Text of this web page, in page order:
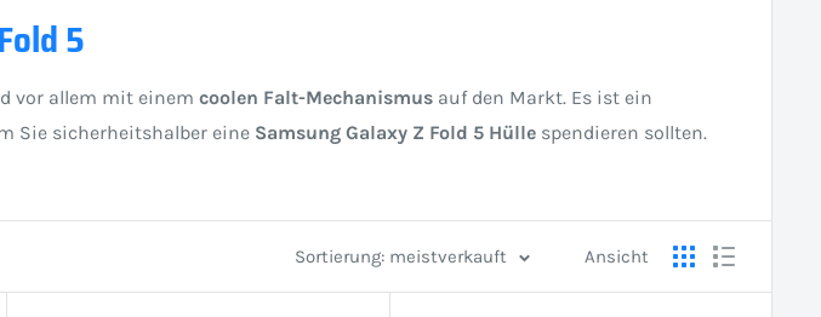
5
vor allem mit einem coolen Falt-Mechanismus auf den Markt. Es ist ein
Sie sicherheitshalber eine Samsung Galaxy Z Fold 5 Hülle spendieren sollten.
Sortierung: meistverkauft Ansicht